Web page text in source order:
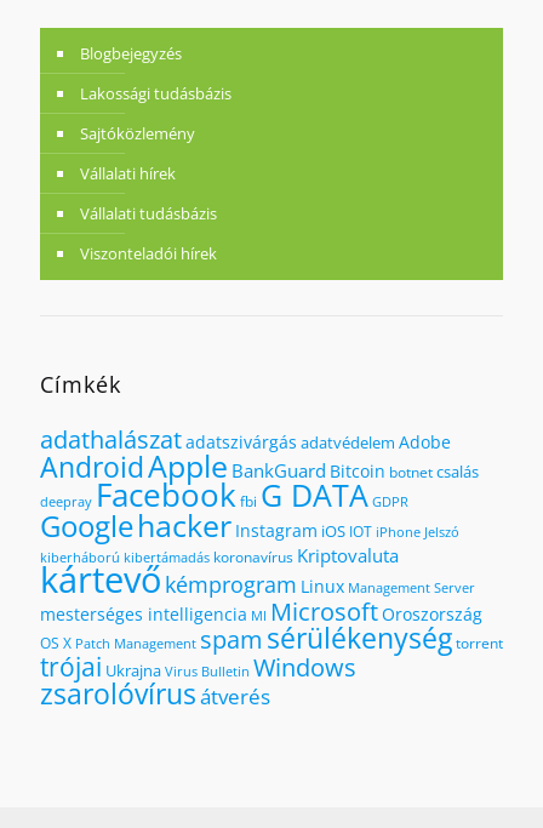
Blogbejegyzés
Lakossági tudásbázis
Sajtóközlemény
Vállalati hírek
Vállalati tudásbázis
Viszonteladói hírek
Címkék
adathalászatadatszivárgás adatvédelem Adobe
AndroidApple BankGuard Bitcoin botnetcsalás
deepray Facebookfbi G DATA GDPR
Googlehacker Instagram iOS IOT iPhone Jelszó
kiberháború kibertámadás koronavírus Kriptovaluta
kártevőkémprogram Linux Management Server
mesterséges intelligencia MI MicrosoftOroszország
OS X Patch Management spam sérülékenységtorrent
trójai Ukrajna Virus Bulletin Windows
zsarolóvírusátverés